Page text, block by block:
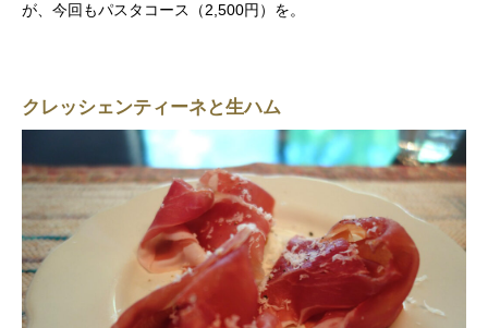
が、今回もパスタコース（2,500円）を。
クレッシェンティーネと生ハム